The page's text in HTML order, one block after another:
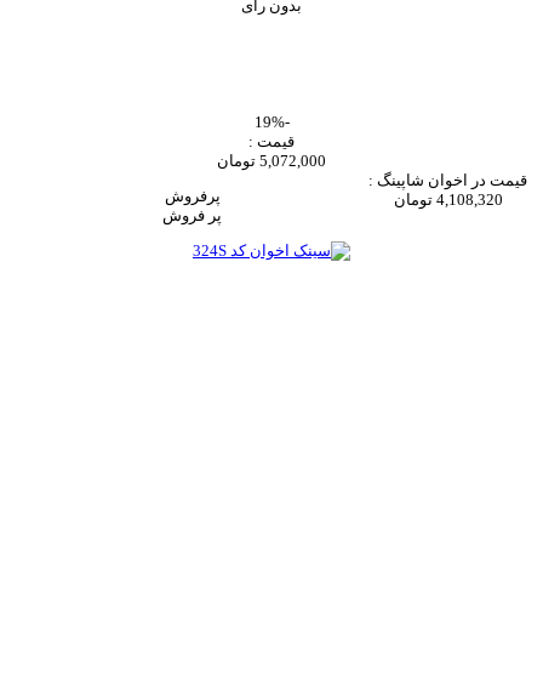
بدون رای
-19%
قیمت :
5,072,000 تومان
قیمت در اخوان شاپینگ :
4,108,320 تومان
پرفروش
پر فروش‌